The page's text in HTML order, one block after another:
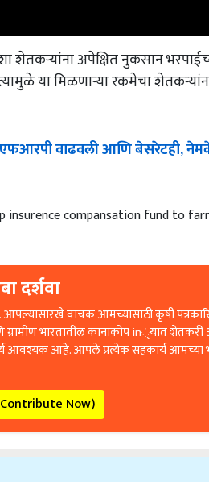
शेतकऱ्यांना अपेक्षित नुकसान
या मिळणाऱ्या रकमेचा
एफआरपीवाढवलीआणिबेसरेटही
insurence compansation fund to
दर्शवा
वाचक आमच्यासाठी कृषी
भारतातील कानाकोप in्यात
आवश्यक आहे. आपले प्रत्येक सहकार्य आमच्या
Now)